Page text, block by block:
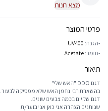
מצא חנות
פרטי המוצר
•הגנה: UV400
•חומר: Acetate
תיאור
דגם DDO "האש שלי"
בהשארת רבי נחמן האש שלא מפסיקה לבעור.
דגם שקיים בכמה צבעים שונים.
שנותנים הצהרה אני כאן אני בוער/ת.